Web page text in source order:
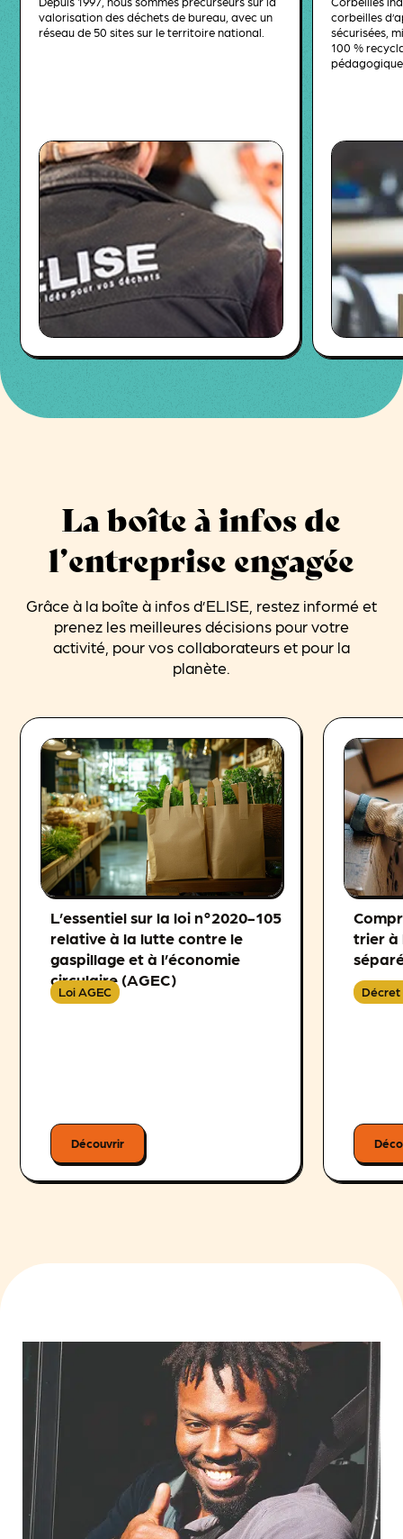
valorisation des déchets de bureau, avec un
réseau de 50 sites sur le territoire national.
corbeilles
sécurisées,
100 %
La boîte à infos de
l’entreprise engagée
Grâce à la boîte à infos d’ELISE, restez informé et
prenez les meilleures décisions pour votre
activité, pour vos collaborateurs et pour la
planète.
L’essentiel sur la loi n°2020-105
relative à la lutte contre le
gaspillage et à l’économie
circulaire (AGEC)
Loi AGEC
Découvrir
trier à